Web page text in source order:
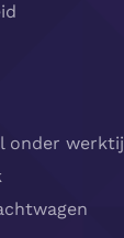
onder